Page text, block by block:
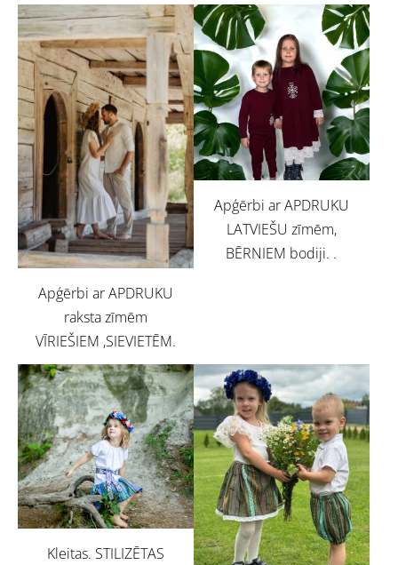
Apģērbi ar APDRUKU
raksta zīmēm
VĪRIEŠIEM ,SIEVIETĒM.
Apģērbi ar APDRUKU
LATVIEŠU zīmēm,
BĒRNIEM bodiji. .
Kleitas. STILIZĒTAS